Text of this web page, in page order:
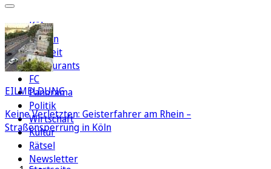
Köln
Region
Freizeit
Restaurants
FC
Panorama
Politik
Wirtschaft
Kultur
Rätsel
Newsletter
EILMELDUNG
Keine Verletzten: Geisterfahrer am Rhein –
Straßensperrung in Köln